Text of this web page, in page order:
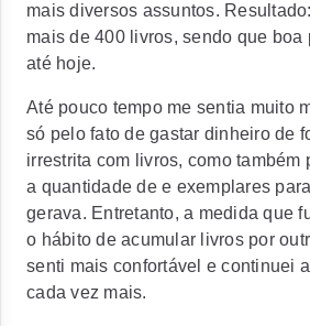
mais diversos assuntos.
mais de 400 livros, sendo que boa
até hoje.
Até pouco tempo me sentia muito
só pelo fato de gastar dinheiro de
irrestrita com livros, como também
a quantidade de e exemplares
gerava. Entretanto, a medida que
o hábito de acumular livros por
senti mais confortável e continuei
cada vez mais.